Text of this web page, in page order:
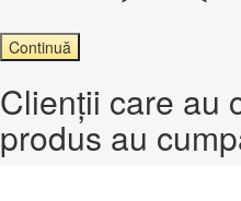
Continuă
Clienții care au
produs au